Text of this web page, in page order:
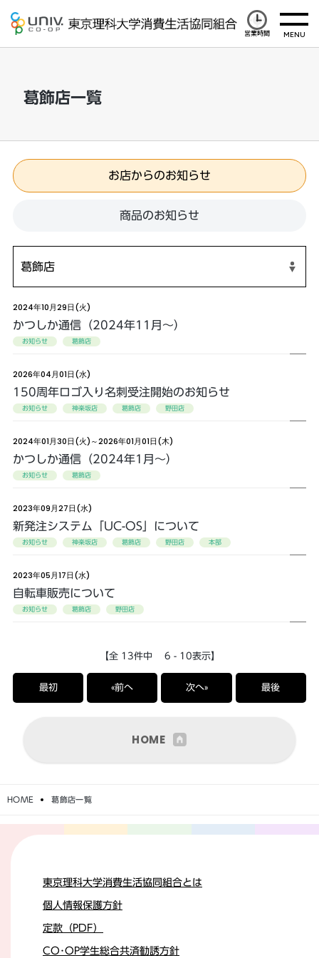
営業時間
葛飾店一覧
お店からのお知らせ
商品のお知らせ
2024年10月29日(火)
かつしか通信（2024年11月〜）
お知らせ 葛飾店
2026年04月01日(水)
150周年ロゴ入り名刺受注開始のお知らせ
お知らせ 神楽坂店 葛飾店 野田店
2024年01月30日(火)～2026年01月01日(木)
かつしか通信（2024年1月〜）
お知らせ 葛飾店
2023年09月27日(水)
新発注システム「UC-OS」について
お知らせ 神楽坂店 葛飾店 野田店 本部
2023年05月17日(水)
自転車販売について
お知らせ 葛飾店 野田店
【全 13件中 6 - 10表示】
最初 «前へ 次へ» 最後
HOME
HOME 葛飾店一覧
東京理科大学消費生活協同組合とは
個人情報保護方針
定款（PDF）
CO･OP学生総合共済勧誘方針